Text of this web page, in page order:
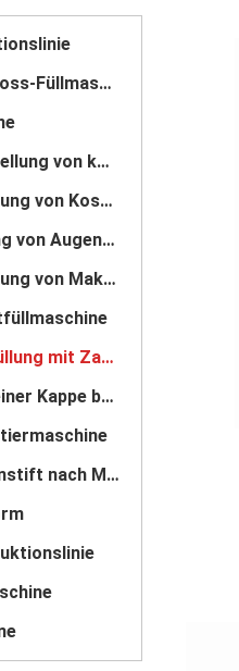
Automatische Lipgloss-Füllmaschine
Maschine zur Herstellung von kosmetischen Pulvern
Maschine zur Befüllung von Kosmetikcreme
Maschine zur Füllung von Augenbrauen mit Bleistift
Maschine zur Befüllung von Make-up-Basen
Maschine zur Befüllung mit Zahnradpumpe
Automatische mit einer Kappe bedeckende Maschine
Schimmel für Lippenstift nach Maß